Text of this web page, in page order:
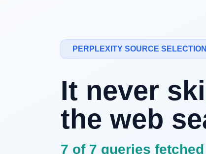
"이미지를 본다"는 것이 AI에게는 무슨
핵심은 이것입니다.AI에게 이미지는 숫자의 배열입니다.
멀티모달 AI가 해결한 핵심 과제는 **"다른 형식을 같은
멀티모달 AI는 어떻게 서로 다른 형식